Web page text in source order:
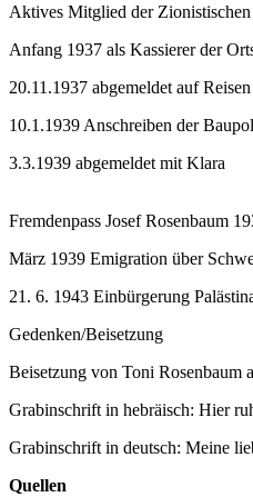
Aktives Mitglied der
Anfang 1937 als Kassierer der
20.11.1937 abgemeldet auf Reisen
10.1.1939 Anschreiben der
3.3.1939 abgemeldet mit Klara
Fremdenpass Josef Rosenbaum
März 1939 Emigration über
21. 6. 1943 Einbürgerung
Gedenken/Beisetzung
Beisetzung von Toni Rosenbaum
Grabinschrift in hebräisch: Hier
Grabinschrift in deutsch: Meine
Quellen